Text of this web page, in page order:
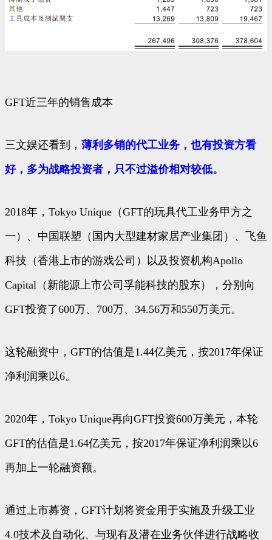
GFT近三年的销售成本
三文娱还看到， 薄利多销的代工业务，也有投资方看
好，多为战略投资者，只不过溢价相对较低。
2018年，Tokyo Unique（GFT的玩具代工业务甲方之
一）、中国联塑（国内大型建材家居产业集团）、飞鱼
科技（香港上市的游戏公司）以及投资机构Apollo
Capital（新能源上市公司孚能科技的股东），分别向
GFT投资了600万、700万、34.56万和550万美元。
这轮融资中，GFT的估值是1.44亿美元，按2017年保证
净利润乘以6。
2020年，Tokyo Unique再向GFT投资600万美元，本轮
GFT的估值是1.64亿美元，按2017年保证净利润乘以6
再加上一轮融资额。
通过上市募资，GFT计划将资金用于实施及升级工业
4.0技术及自动化、与现有及潜在业务伙伴进行战略收